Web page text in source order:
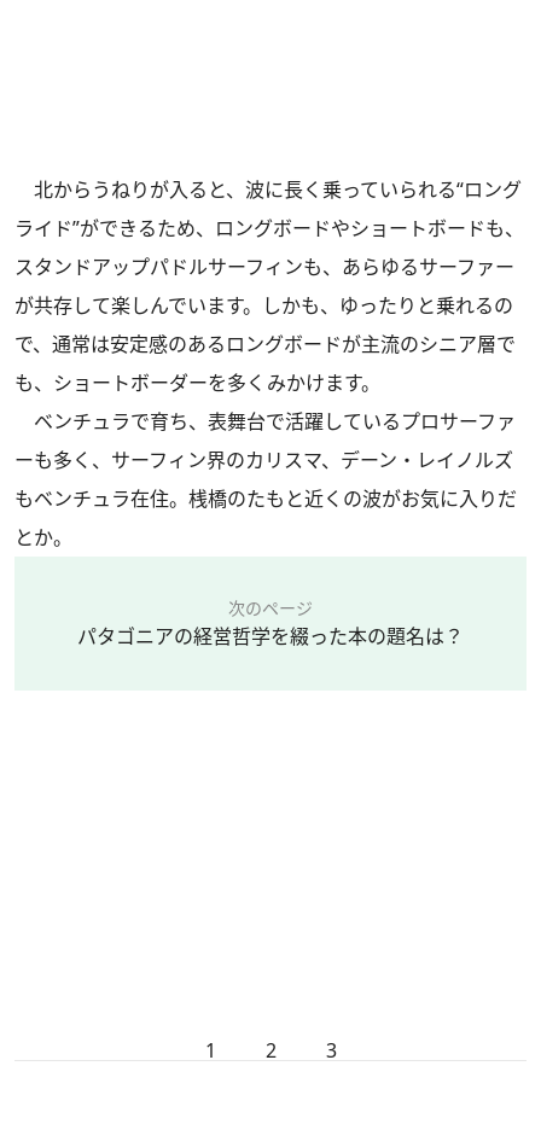
北からうねりが入ると、波に長く乗っていられる“ロング
ライド”ができるため、ロングボードやショートボードも、
スタンドアップパドルサーフィンも、あらゆるサーファー
が共存して楽しんでいます。しかも、ゆったりと乗れるの
で、通常は安定感のあるロングボードが主流のシニア層で
も、ショートボーダーを多くみかけます。
ベンチュラで育ち、表舞台で活躍しているプロサーファ
ーも多く、サーフィン界のカリスマ、デーン・レイノルズ
もベンチュラ在住。桟橋のたもと近くの波がお気に入りだ
とか。
次のページ
パタゴニアの経営哲学を綴った本の題名は？
1 2 3